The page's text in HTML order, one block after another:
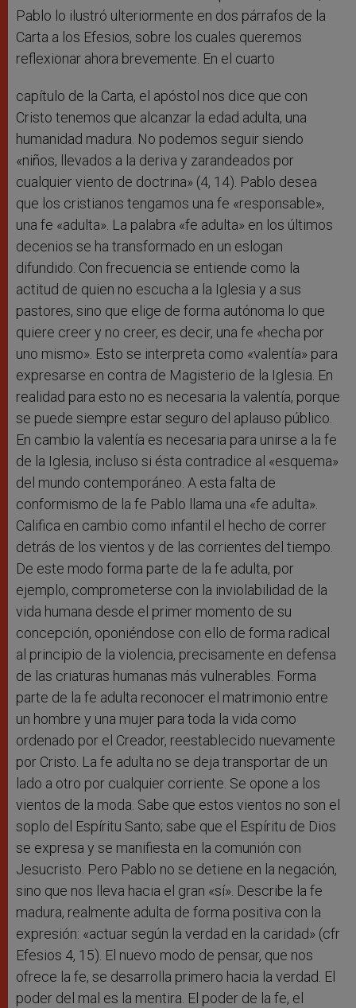
Pablo lo ilustró ulteriormente en dos párrafos de la
Carta a los Efesios, sobre los cuales queremos
reflexionar ahora brevemente. En el cuarto
capítulo de la Carta, el apóstol nos dice que con
Cristo tenemos que alcanzar la edad adulta, una
humanidad madura. No podemos seguir siendo
«niños, llevados a la deriva y zarandeados por
cualquier viento de doctrina» (4, 14). Pablo desea
que los cristianos tengamos una fe «responsable»,
una fe «adulta». La palabra «fe adulta» en los últimos
decenios se ha transformado en un eslogan
difundido. Con frecuencia se entiende como la
actitud de quien no escucha a la Iglesia y a sus
pastores, sino que elige de forma autónoma lo que
quiere creer y no creer, es decir, una fe «hecha por
uno mismo». Esto se interpreta como «valentía» para
expresarse en contra de Magisterio de la Iglesia. En
realidad para esto no es necesaria la valentía, porque
se puede siempre estar seguro del aplauso público.
En cambio la valentía es necesaria para unirse a la fe
de la Iglesia, incluso si ésta contradice al «esquema»
del mundo contemporáneo. A esta falta de
conformismo de la fe Pablo llama una «fe adulta».
Califica en cambio como infantil el hecho de correr
detrás de los vientos y de las corrientes del tiempo.
De este modo forma parte de la fe adulta, por
ejemplo, comprometerse con la inviolabilidad de la
vida humana desde el primer momento de su
concepción, oponiéndose con ello de forma radical
al principio de la violencia, precisamente en defensa
de las criaturas humanas más vulnerables. Forma
parte de la fe adulta reconocer el matrimonio entre
un hombre y una mujer para toda la vida como
ordenado por el Creador, reestablecido nuevamente
por Cristo. La fe adulta no se deja transportar de un
lado a otro por cualquier corriente. Se opone a los
vientos de la moda. Sabe que estos vientos no son el
soplo del Espíritu Santo; sabe que el Espíritu de Dios
se expresa y se manifiesta en la comunión con
Jesucristo. Pero Pablo no se detiene en la negación,
sino que nos lleva hacia el gran «sí». Describe la fe
madura, realmente adulta de forma positiva con la
expresión: «actuar según la verdad en la caridad» (cfr
Efesios 4, 15). El nuevo modo de pensar, que nos
ofrece la fe, se desarrolla primero hacia la verdad. El
poder del mal es la mentira. El poder de la fe, el